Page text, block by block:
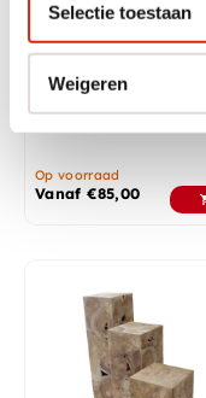
Selectie toestaan
Weigeren
Op voorraad
Vanaf€85,00